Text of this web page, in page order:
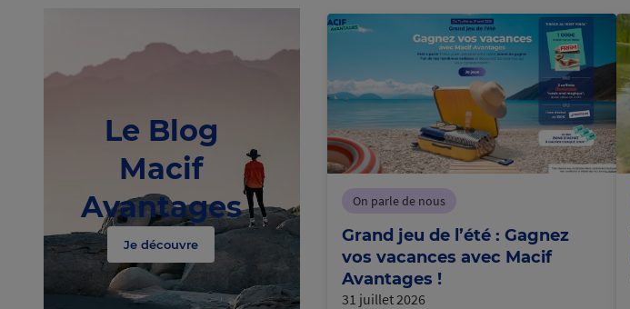
Le Blog
Macif
Avantages
Je découvre
On parle de nous
Grand jeu de l’été : Gagnez
vos vacances avec Macif
Avantages !
31 juillet 2026